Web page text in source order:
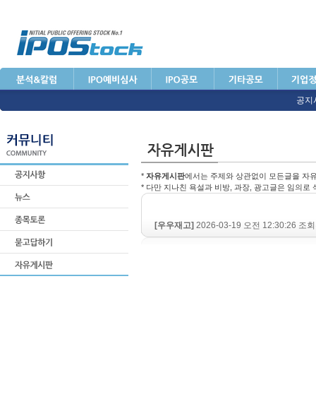
공지
* 자유게시판에서는 주제와 상관없이 모든글을 자
* 다만 지나친 욕설과 비방, 과장, 광고글은 임의로
[우우재고] 2026-03-19 오전 12:30:26 조